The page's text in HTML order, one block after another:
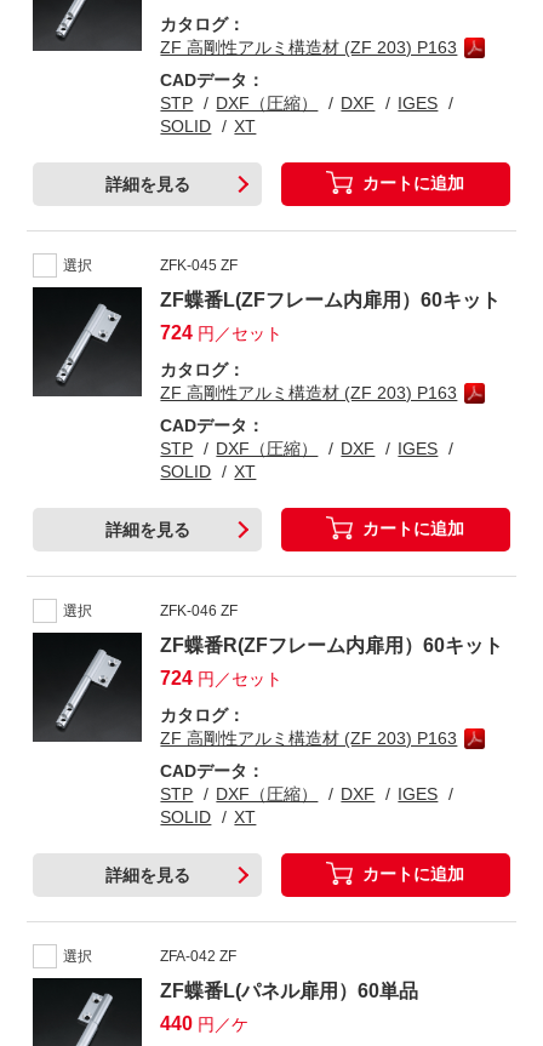
カタログ：
ZF 高剛性アルミ構造材 (ZF 203) P163
CADデータ：
STP
DXF（圧縮） DXF
IGES
SOLID
XT
詳細を見る カートに追加
選択 ZFK-045 ZF
ZF蝶番L(ZFフレーム内扉用）60キット
724 円／セット
カタログ：
ZF 高剛性アルミ構造材 (ZF 203) P163
CADデータ：
STP
DXF（圧縮） DXF
IGES
SOLID
XT
詳細を見る カートに追加
選択 ZFK-046 ZF
ZF蝶番R(ZFフレーム内扉用）60キット
724 円／セット
カタログ：
ZF 高剛性アルミ構造材 (ZF 203) P163
CADデータ：
STP
DXF（圧縮） DXF
IGES
SOLID
XT
詳細を見る カートに追加
選択 ZFA-042 ZF
ZF蝶番L(パネル扉用）60単品
440 円／ケ